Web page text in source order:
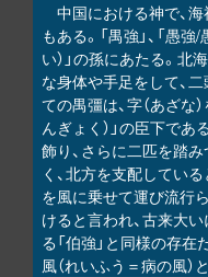
中国における神で、
もある。「禺強」、「愚強/
い）」の孫にあたる。北
な身体や手足をして、
ての禺彊は、字（あざな）
んぎょく）」の臣下で
飾り、さらに二匹を踏
く、北方を支配してい
を風に乗せて運び流行
けると言われ、古来大
る「伯強」と同様の存
風（れいふう＝病の風）